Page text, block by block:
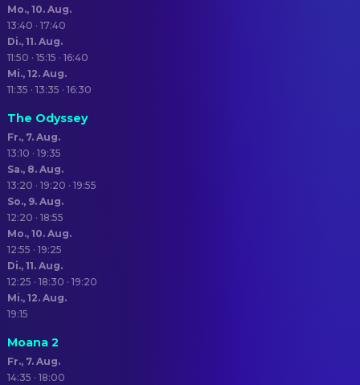
Mo., 10. Aug.
13:40 · 17:40
Di., 11. Aug.
11:50 · 15:15 · 16:40
Mi., 12. Aug.
11:35 · 13:35 · 16:30
The Odyssey
Fr., 7. Aug.
13:10 · 19:35
Sa., 8. Aug.
13:20 · 19:20 · 19:55
So., 9. Aug.
12:20 · 18:55
Mo., 10. Aug.
12:55 · 19:25
Di., 11. Aug.
12:25 · 18:30 · 19:20
Mi., 12. Aug.
19:15
Moana 2
Fr., 7. Aug.
14:35 · 18:00